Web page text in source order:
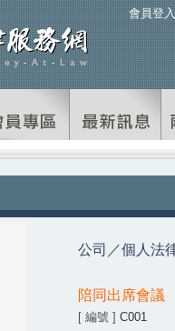
會員登入
公司／個人法
陪同出席會議
[ 編號 ] C001